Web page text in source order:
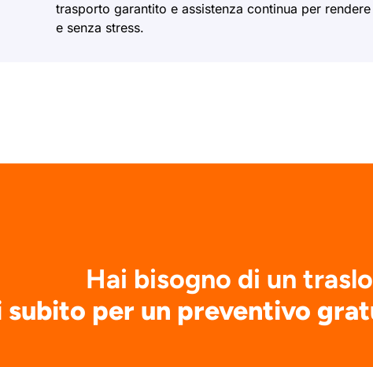
trasporto garantito e assistenza continua per
e senza stress.
Hai bisogno di un
per un preventivo